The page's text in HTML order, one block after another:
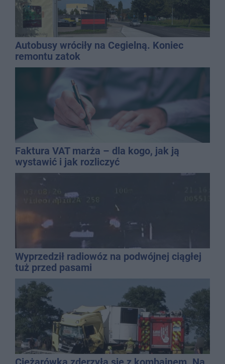
Autobusy wróciły na Cegielną. Koniec
remontu zatok
Faktura VAT marża – dla kogo, jak ją
wystawić i jak rozliczyć
Wyprzedził radiowóz na podwójnej ciągłej
tuż przed pasami